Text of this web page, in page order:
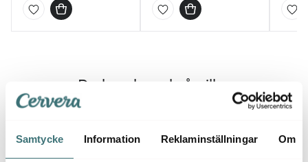
Samtycke Information Reklaminställningar Om
Du kanske också gillar
50% 35%